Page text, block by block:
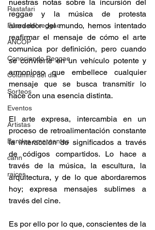
Rastafari
Fuera del reggae
ANCOP
Conociendo Reggae
Columna del día
Sorteos
Eventos
Artistas
Bandas emergentes
cann
raices
nuestras notas sobre la incursión del
reggae y la música de protesta
alrededor del mundo, hemos intentado
reafirmar el mensaje de cómo el arte
comunica por definición, pero cuando
se convierte en un vehículo potente y
armonioso que embellece cualquier
mensaje que se busca transmitir lo
hace con una esencia distinta.
El arte expresa, intercambia en un
proceso de retroalimentación constante
la interacción de significados a través
de códigos compartidos. Lo hace a
través de la música, la escultura, la
arquitectura, y de lo que abordaremos
hoy; expresa mensajes sublimes a
través del cine.
Es por ello por lo que, conscientes de la